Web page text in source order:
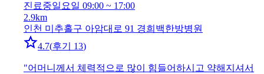
진료중일요일 09:00 ~ 17:00
2.9km
인천 미추홀구 아암대로 91 경희백한방병원
4.7(후기 13)
"어머니께서 체력적으로 많이 힘들어하시고 약해지셔서